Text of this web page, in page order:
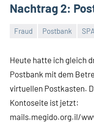
Nachtrag 2:
Fraud Postbank
Heute hatte ich gleich
Postbank mit dem
virtuellen Postkasten.
Kontoseite ist jetzt:
mails.megido.org.il/